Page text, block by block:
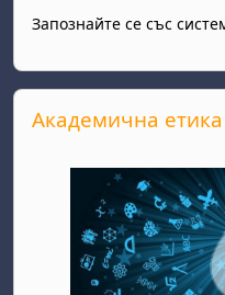
Запознайте се със
Прескочи Академична етика
Академична етика